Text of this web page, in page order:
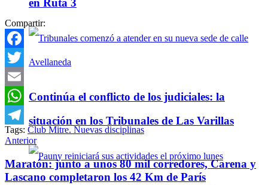
en Ruta 3
Continúa el conflicto de los judiciales: la
situación en los Tribunales de Las Varillas
Compartir:
Facebook
Twitter
Email
WhatsApp
Telegram
Tags: Club Mitre. Nuevas disciplinas
Anterior
Maratón: junto a unos 80 mil corredores, Carena y
Lascano completaron los 42 Km de París